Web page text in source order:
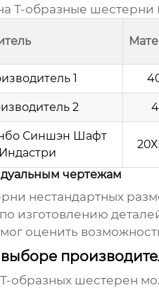
Т-образные шестерни
1
2
Синшэн Шафт
Индастри
чертежам
нестандартных
изготовлению
оценить
Т-образных шестерен